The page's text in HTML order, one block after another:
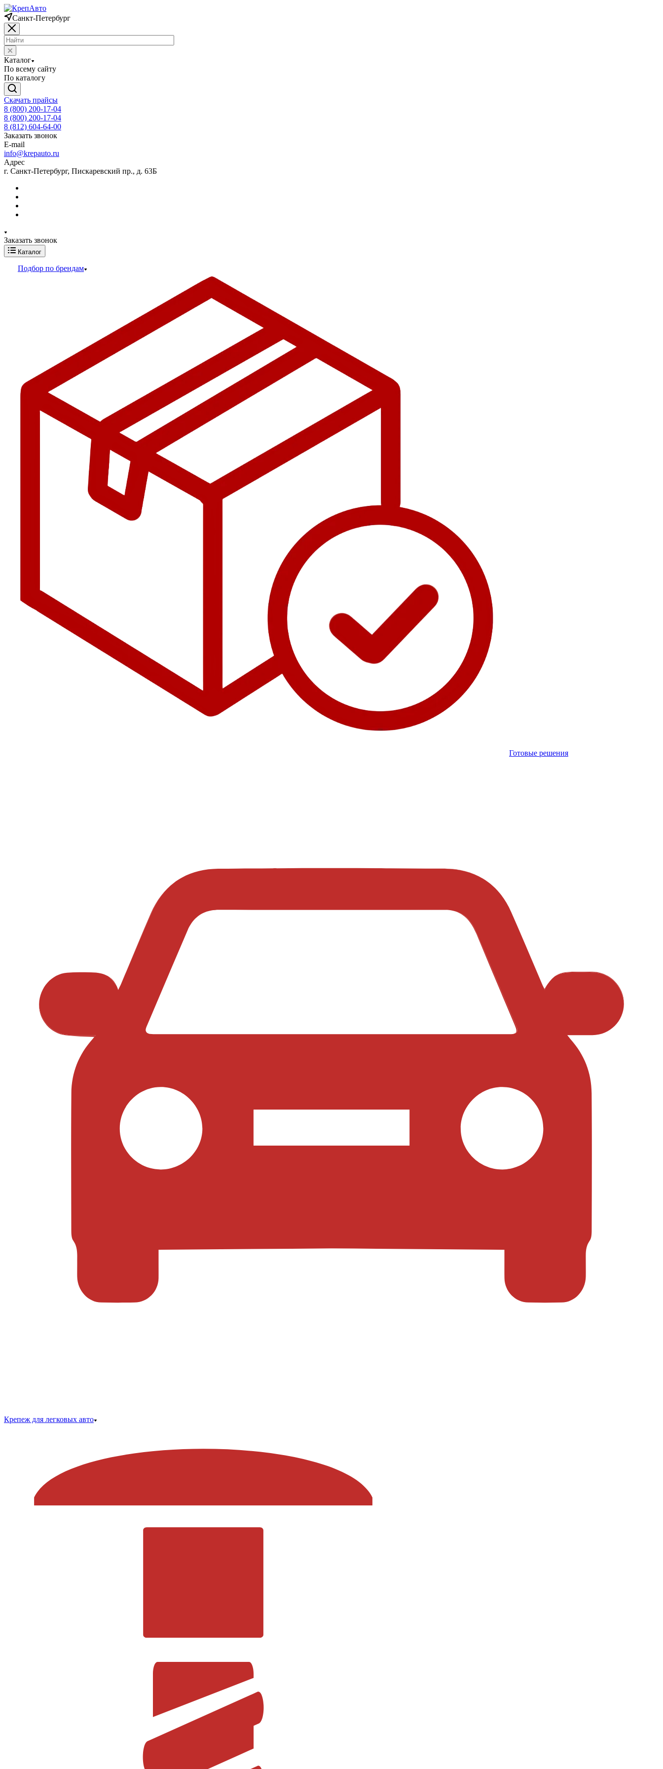
Санкт-Петербург
Каталог
По всему сайту
По каталогу
Скачать прайсы
8 (800) 200-17-04
8 (800) 200-17-04
8 (812) 604-64-00
Заказать звонок
E-mail
info@krepauto.ru
Адрес
г. Санкт-Петербург, Пискаревский пр., д. 63Б
Заказать звонок
Каталог
Подбор по брендам
Готовые решения
Крепеж для легковых авто